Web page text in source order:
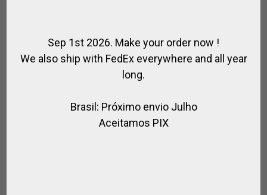
Sep 1st 2026. Make your order now !
We also ship with FedEx everywhere and all year
long.
Brasil: Próximo envio Julho
Aceitamos PIX